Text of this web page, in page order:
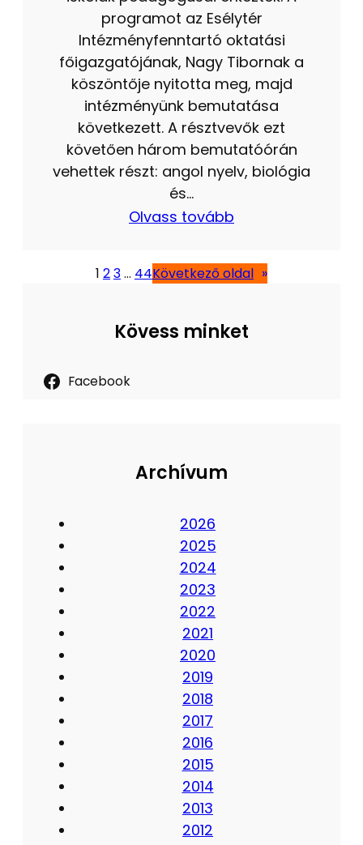
programot az Esélytér
Intézményfenntartó oktatási
főigazgatójának, Nagy Tibornak a
köszöntője nyitotta meg, majd
intézményünk bemutatása
következett. A résztvevők ezt
követően három bemutatóórán
vehettek részt: angol nyelv, biológia
és…
Olvass tovább
1 23… 44Következő oldal »
Kövess minket
Facebook
Archívum
2026
2025
2024
2023
2022
2021
2020
2019
2018
2017
2016
2015
2014
2013
2012